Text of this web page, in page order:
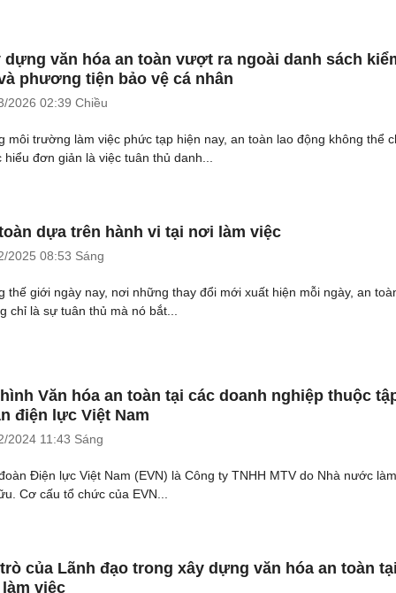
dựng văn hóa an toàn vượt ra ngoài danh sách
phương tiện bảo vệ cá nhân
2026 02:39 Chiều
môi trường làm việc phức tạp hiện nay, an toàn lao động không thể
hiểu đơn giản là việc tuân thủ danh...
dựa trên hành vi tại nơi làm việc
2025 08:53 Sáng
thế giới ngày nay, nơi những thay đổi mới xuất hiện mỗi ngày, an
chỉ là sự tuân thủ mà nó bắt...
Văn hóa an toàn tại các doanh nghiệp thuộc
điện lực Việt Nam
2024 11:43 Sáng
Điện lực Việt Nam (EVN) là Công ty TNHH MTV do Nhà nước
Cơ cấu tổ chức của EVN...
của Lãnh đạo trong xây dựng văn hóa an toàn
việc